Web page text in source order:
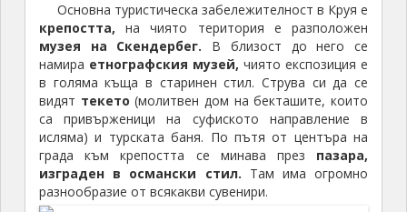
Основна туристическа забележителност в Круя е
крепостта, на чиято територия е разположен
музея на Скендербег. В близост до него се
намира етнографския музей,чиято експозиция е
в голяма къща в старинен стил. Струва си да се
видят текето (молитвен дом на бекташите, които
са привърженици на суфиското направление в
исляма) и турската баня. По пътя от центъра на
града към крепостта се минава през пазара,
изграден в османски стил. Там има огромно
разнообразие от всякакви сувенири.